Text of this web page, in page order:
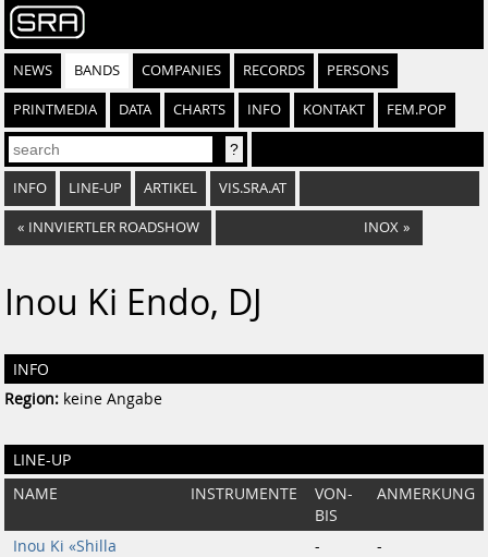
NEWS BANDS COMPANIES RECORDS PERSONS
PRINTMEDIA DATA CHARTS INFO KONTAKT FEM.POP
INFO LINE-UP ARTIKEL VIS.SRA.AT
« INNVIERTLER ROADSHOW INOX »
Inou Ki Endo, DJ
INFO
Region: keine Angabe
LINE-UP
NAME INSTRUMENTE
VON-
BIS
ANMERKUNG
Inou Ki «Shilla
- -